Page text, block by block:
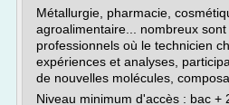
Métallurgie, pharmacie,
agroalimentaire... nombreux
professionnels où le technicien
expériences et analyses,
de nouvelles molécules,
Niveau minimum d'accès : bac +